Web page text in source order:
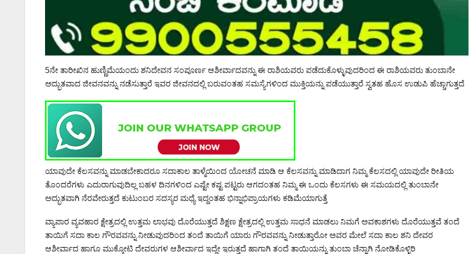
5ನೇ ತಾರೀಖಿನ ಹುಣ್ಣಿಮೆಯಂದು ಶನಿದೇವನ ಸಂಪೂರ್ಣ ಆಶೀರ್ವಾದವನ್ನು ಈ ರಾಶಿಯವರು ಪಡೆದುಕೊಳ್ಳುವುದರಿಂದ ಈ ರಾಶಿಯವರು ತುಂಬಾನೇ
ಅದ್ಭುತವಾದ ಜೀವನವನ್ನು ನಡೆಸುತ್ತಾರೆ ಇವರ ಜೀವನದಲ್ಲಿ ಬರುವಂತಹ ಸಮಸ್ಯೆಗಳಿಂದ ಮುಕ್ತಿಯನ್ನು ಪಡೆಯುತ್ತಾರೆ ಸ್ವತಹ ಹೊಸ ಉಡುಪಿ ಹೆಚ್ಚಾಗುತ್ತದೆ
ಯಾವುದೇ ಕೆಲಸವನ್ನು ಮಾಡಬೇಕಾದರೂ ಸದಾಕಾಲ ತಾಳ್ಮೆಯಿಂದ ಯೋಚನೆ ಮಾಡಿ ಆ ಕೆಲಸವನ್ನು ಮಾಡಿದಾಗ ನಿಮ್ಮ ಕೆಲಸದಲ್ಲಿ ಯಾವುದೇ ರೀತಿಯ
ತೊಂದರೆಗಳು ಎದುರಾಗುವುದಿಲ್ಲ ಬಹಳ ದಿನಗಳಿಂದ ಎಷ್ಟೇ ಕಷ್ಟ ಪಟ್ಟರು ಆಗದಂತಹ ನಿಮ್ಮ ಈ ಒಂದು ಕೆಲಸಗಳು ಈ ಸಮಯದಲ್ಲಿ ತುಂಬಾನೇ
ಅದ್ಭುತವಾಗಿ ನೆರವೇರುತ್ತದೆ ಕುಟುಂಬರ ಸದಸ್ಯರ ಮಧ್ಯೆ ಇದ್ದಂತಹ ಭಿನ್ನಾಭಿಪ್ರಾಯಗಳು ಕಡಿಮೆಯಾಗುತ್ತೆ
ವ್ಯಾಪಾರ ವ್ಯವಹಾರ ಕ್ಷೇತ್ರದಲ್ಲಿ ಉತ್ತಮ ಲಾಭವು ದೊರೆಯುತ್ತದೆ ಶಿಕ್ಷಣ ಕ್ಷೇತ್ರದಲ್ಲಿ ಉತ್ತಮ ಸಾಧನೆ ಮಾಡಲು ನಿಮಗೆ ಅವಕಾಶಗಳು ದೊರೆಯುತ್ತವೆ ತಂದೆ
ತಾಯಿಗೆ ಸದಾ ಕಾಲ ಗೌರವವನ್ನು ನೀಡುವುದರಿಂದ ತಂದೆ ತಾಯಿಗೆ ಯಾರು ಗೌರವವನ್ನು ನೀಡುತ್ತಾರೋ ಅವರ ಮೇಲೆ ಸದಾ ಕಾಲ ಶನಿ ದೇವರ
ಆಶೀರ್ವಾದ ಹಾಗೂ ಮುಕ್ಕೋಟಿ ದೇವರುಗಳ ಆಶೀರ್ವಾದ ಇದ್ದೇ ಇರುತ್ತದೆ ಹಾಗಾಗಿ ತಂದೆ ತಾಯಿಯನ್ನು ತುಂಬಾ ಚೆನ್ನಾಗಿ ನೋಡಿಕೊಳ್ಳಿರಿ